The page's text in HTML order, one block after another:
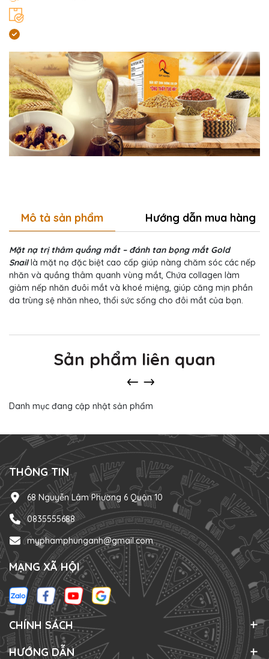
Mô tả sản phẩm Hướng dẫn mua hàng
Mặt nạ trị thâm quầng mắt – đánh tan bọng mắt Gold
Snaillà mặt nạ đặc biệt cao cấp giúp nàng chăm sóc các nếp
nhăn và quầng thâm quanh vùng mắt, Chứa collagen làm
giảm nếp nhăn đuôi mắt và khoé miệng, giúp căng mịn phần
da trùng sệ nhăn nheo, thổi sức sống cho đôi mắt của bạn.
Sản phẩm liên quan
Danh mục đang cập nhật sản phẩm
THÔNG TIN
68 Nguyễn Lâm Phường 6 Quận 10
0835555688
myphamphunganh@gmail.com
MẠNG XÃ HỘI
CHÍNH SÁCH
HƯỚNG DẪN